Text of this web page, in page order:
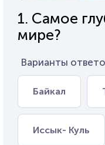
1. Самое
мире?
Варианты
Байкал
Иссык- Куль